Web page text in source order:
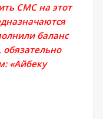
СМС на этот
баланс
«Айбеку